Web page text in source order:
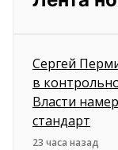
Сергей
в
Власти
стандарт
23 часа назад